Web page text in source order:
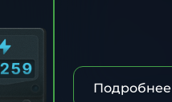
Подробнее